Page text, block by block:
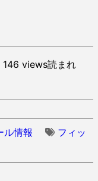
views読まれ
ル情報
フィッ